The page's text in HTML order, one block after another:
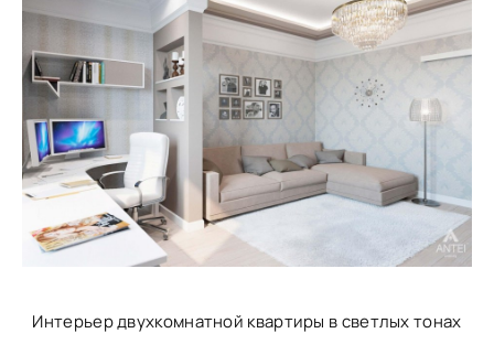
Интерьер двухкомнатной квартиры в светлых тонах